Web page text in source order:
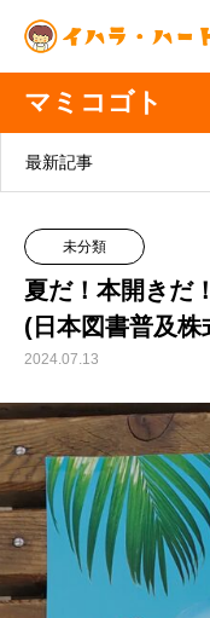
マミコゴト
最新記事
未分類
夏だ！本開きだ
(日本図書普及株
2024.07.13